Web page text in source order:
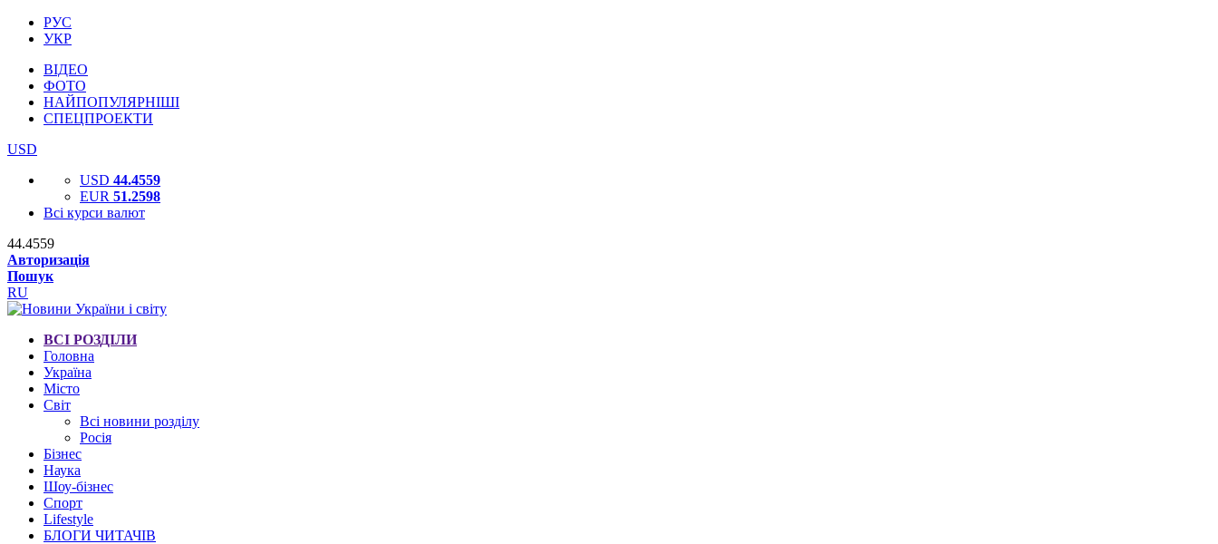
РУС
УКР
ВІДЕО
ФОТО
НАЙПОПУЛЯРНІШІ
СПЕЦПРОЕКТИ
USD
USD 44.4559
EUR 51.2598
Всі курси валют
44.4559
Авторизація
Пошук
RU
ВСІ РОЗДІЛИ
Головна
Україна
Місто
Світ
Всі новини розділу
Росія
Бізнес
Наука
Шоу-бізнес
Спорт
Lifestyle
БЛОГИ ЧИТАЧІВ